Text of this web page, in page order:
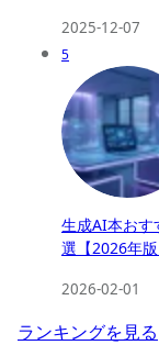
2025-12-07
5
生成AI本おす
選【2026年版
2026-02-01
ランキングを見る